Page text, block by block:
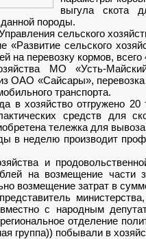
выгула скота
породы.
сельского
«Развитие сельского
на перевозку кормов, всего
МО «Усть-
ОАО «Сайсары»,
транспорта.
в хозяйство отгружено
средств для
тележка для
в неделю производит
и
на возмещение части
возмещение затрат в
с народным
отделение
группа)) побывали в